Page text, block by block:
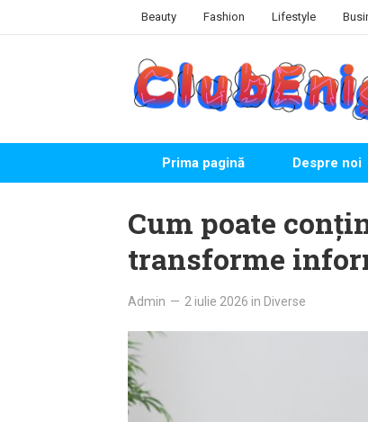
Beauty Fashion Lifestyle
Prima pagină Despre noi
Cum poate
transforme
Admin — 2 iulie 2026 in Diverse